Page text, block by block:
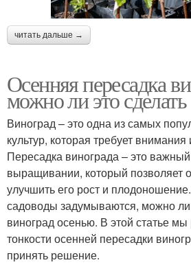
читать дальше →
Осенняя пересадка
можно ли это сделать
Виноград – это одна из самых
культур, которая требует
Пересадка винограда – это важный
выращивании, который позволяет
улучшить его рост и
садоводы задумываются, можно
виноград осенью. В этой статье
тонкости осенней пересадки
принять решение.